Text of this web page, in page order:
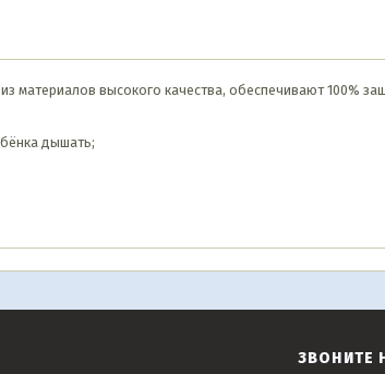
материалов высокого качества, обеспечивают 100%
дышать;
ЗВОНИТЕ